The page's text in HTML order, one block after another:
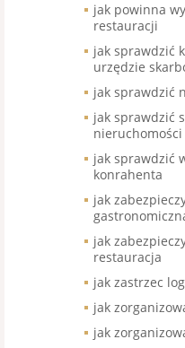
jak powinna
restauracji
jak sprawdzić
urzędzie
jak sprawdzić
jak sprawdzić
nieruchomości
jak sprawdzić
konrahenta
jak
jak
restauracja
jak zastrzec
jak
jak